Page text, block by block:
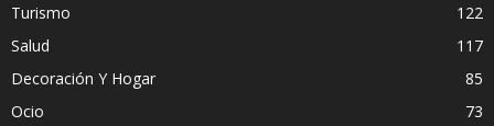
Turismo
122
Salud
117
Decoración Y Hogar
85
Ocio
73